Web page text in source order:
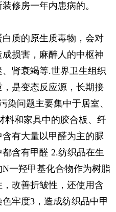
修房一年内患病的。
质的原生质毒物，会对
损害，麻醉人的中枢神
肾衰竭等.世界卫生组织
是变态反应源，长期接
问题主要集中于居室、
料和家具中的胶合板、纤
有大量以甲醛为主的脲
含有甲醛 2.纺织品在生
一羟甲基化合物作为树脂
改善折皱性，还使用含
牢度3，造成纺织品中甲